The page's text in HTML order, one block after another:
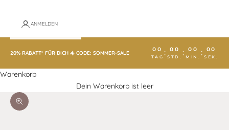
ANMELDEN
20% RABATT* FÜR DICH ☀️ CODE: SOMMER-SALE 00
TAG : 00
STD. : 00
MIN. : 00
SEK.
Warenkorb
Dein Warenkorb ist leer
Bild vergrößern